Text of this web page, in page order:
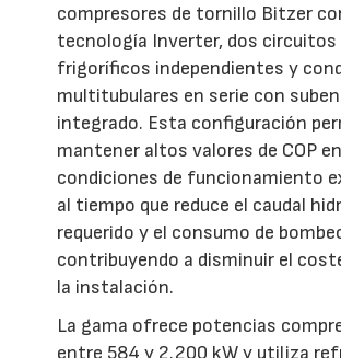
compresores de tornillo Bitzer
tecnología Inverter, dos circuitos
frigoríficos independientes y
multitubulares en serie con
integrado. Esta configuración
mantener altos valores de COP en
condiciones de funcionamiento
al tiempo que reduce el caudal
requerido y el consumo de
contribuyendo a disminuir el
la instalación.
La gama ofrece potencias
entre 584 y 2.200 kW y utiliza